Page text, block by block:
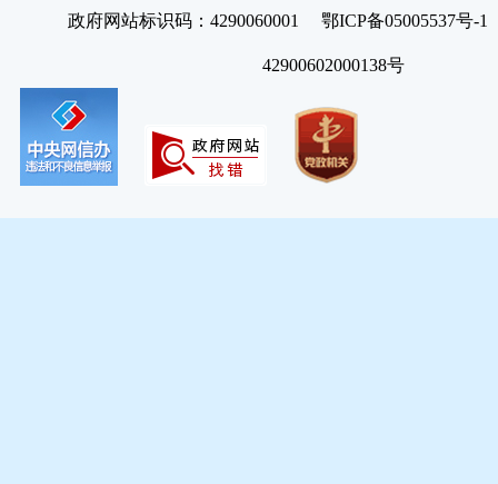
政府网站标识码：4290060001 鄂ICP备05005537号
42900602000138号